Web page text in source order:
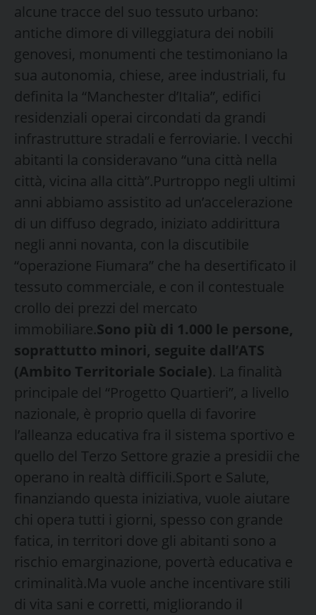
alcune tracce del suo tessuto urbano:
antiche dimore di villeggiatura dei nobili
genovesi, monumenti che testimoniano la
sua autonomia, chiese, aree industriali, fu
definita la “Manchester d’Italia”, edifici
residenziali operai circondati da grandi
infrastrutture stradali e ferroviarie. I vecchi
abitanti la consideravano “una città nella
città, vicina alla città”.Purtroppo negli ultimi
anni abbiamo assistito ad un’accelerazione
di un diffuso degrado, iniziato addirittura
negli anni novanta, con la discutibile
“operazione Fiumara” che ha desertificato il
tessuto commerciale, e con il contestuale
crollo dei prezzi del mercato
immobiliare.Sono più di 1.000 le persone,
soprattutto minori, seguite dall’ATS
(Ambito Territoriale Sociale). La finalità
principale del “Progetto Quartieri”, a livello
nazionale, è proprio quella di favorire
l’alleanza educativa fra il sistema sportivo e
quello del Terzo Settore grazie a presidii che
operano in realtà difficili.Sport e Salute,
finanziando questa iniziativa, vuole aiutare
chi opera tutti i giorni, spesso con grande
fatica, in territori dove gli abitanti sono a
rischio emarginazione, povertà educativa e
criminalità.Ma vuole anche incentivare stili
di vita sani e corretti, migliorando il